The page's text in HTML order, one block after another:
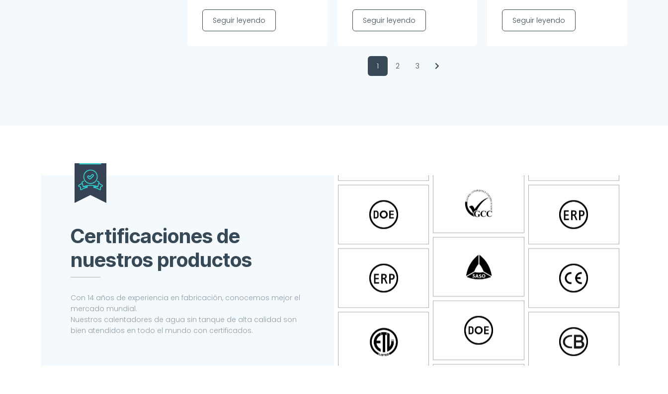
Seguir leyendo Seguir leyendo Seguir leyendo
1 2 3
Certificaciones de
nuestros productos
Con 14 años de experiencia en fabricación, conocemos mejor el
mercado mundial.
Nuestros calentadores de agua sin tanque de alta calidad son
bien atendidos en todo el mundo con certificados.